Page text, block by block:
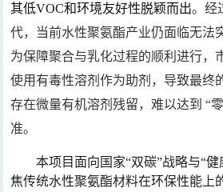
其低VOC和环境友好性脱颖而出。经
代，当前水性聚氨酯产业仍面临无法
为保障聚合与乳化过程的顺利进行，
使用有毒性溶剂作为助剂，导致最终
存在微量有机溶剂残留，难以达到 “
准。
本项目面向国家“双碳”战略与“
焦传统水性聚氨酯材料在环保性能上